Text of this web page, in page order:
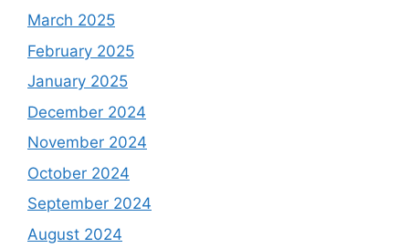
March 2025
February 2025
January 2025
December 2024
November 2024
October 2024
September 2024
August 2024